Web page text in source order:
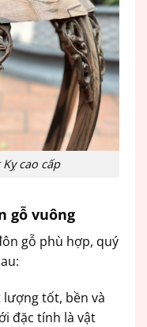
cao cấp
gỗ vuông
gỗ phù hợp, quý
lượng tốt, bền và
đặc tính là vật